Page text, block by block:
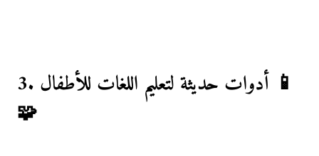
3. أدوات حديثة لتعليم اللغات للأطفال 📱
🧩